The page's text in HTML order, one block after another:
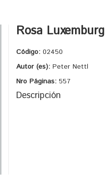
Rosa Luxemburg
Código: 02450
Autor (es): Peter Nettl
Nro Páginas: 557
Descripción